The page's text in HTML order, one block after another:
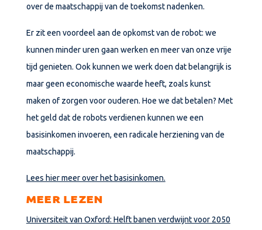
over de maatschappij van de toekomst nadenken.
Er zit een voordeel aan de opkomst van de robot: we
kunnen minder uren gaan werken en meer van onze vrije
tijd genieten. Ook kunnen we werk doen dat belangrijk is
maar geen economische waarde heeft, zoals kunst
maken of zorgen voor ouderen. Hoe we dat betalen? Met
het geld dat de robots verdienen kunnen we een
basisinkomen invoeren, een radicale herziening van de
maatschappij.
Lees hier meer over het basisinkomen.
MEER LEZEN
Universiteit van Oxford: Helft banen verdwijnt voor 2050